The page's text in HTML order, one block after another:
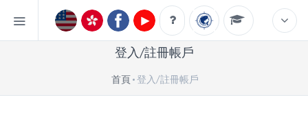
登入/註冊帳戶
首頁 登入/註冊帳戶